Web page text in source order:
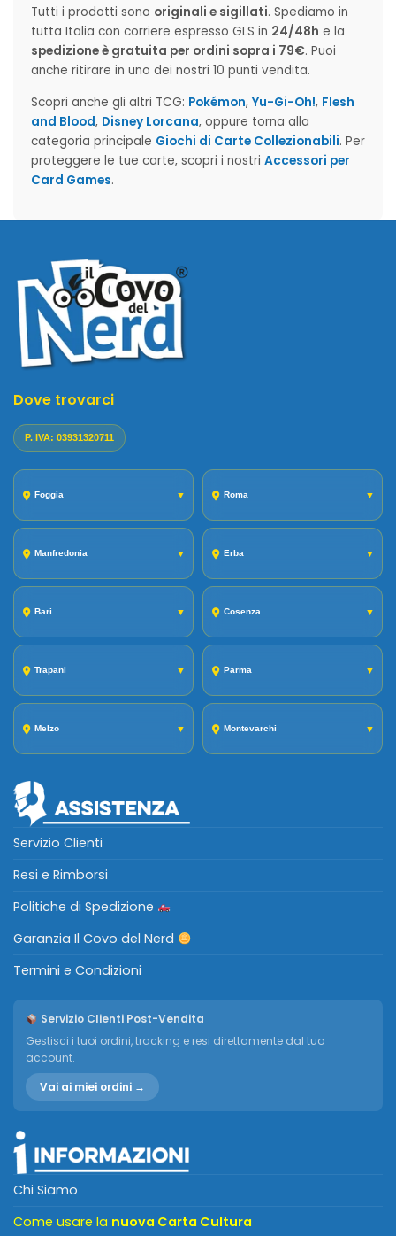
Tutti i prodotti sono originali e sigillati. Spediamo in
tutta Italia con corriere espresso GLS in 24/48h e la
spedizione è gratuita per ordini sopra i 79€. Puoi
anche ritirare in uno dei nostri 10 punti vendita.
Scopri anche gli altri TCG: Pokémon, Yu-Gi-Oh!, Flesh
and Blood, Disney Lorcana, oppure torna alla
categoria principale Giochi di Carte Collezionabili. Per
proteggere le tue carte, scopri i nostri Accessori per
Card Games.
Dove trovarci
P. IVA: 03931320711
Foggia ▼ Roma ▼
Manfredonia ▼ Erba ▼
Bari ▼ Cosenza ▼
Trapani ▼ Parma ▼
Melzo ▼ Montevarchi ▼
Servizio Clienti
Resi e Rimborsi
Politiche di Spedizione
Garanzia Il Covo del Nerd
Termini e Condizioni
Servizio Clienti Post-Vendita
Gestisci i tuoi ordini, tracking e resi direttamente dal tuo
account.
Vai ai miei ordini →
Chi Siamo
Come usare la nuova Carta Cultura